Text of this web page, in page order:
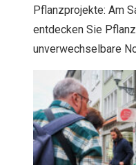
Pflanzprojekte: Am
entdecken Sie
unverwechselbare